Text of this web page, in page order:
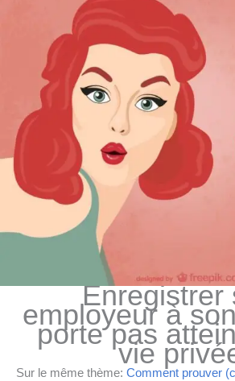
Enregistrer
employeur à
porte pas
vie
Sur le même thème: Comment prouver